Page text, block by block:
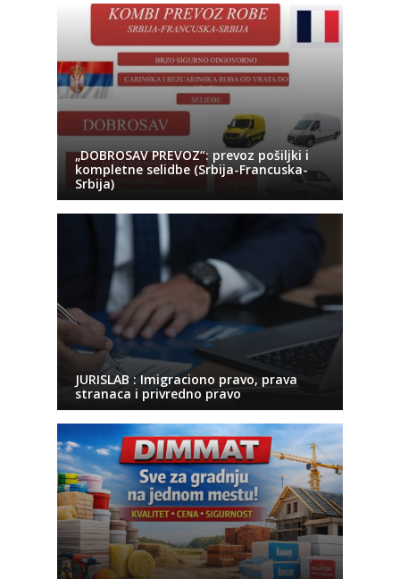
„DOBROSAV PREVOZ“: prevoz pošiljki i
kompletne selidbe (Srbija-Francuska-
Srbija)
JURISLAB : Imigraciono pravo, prava
stranaca i privredno pravo